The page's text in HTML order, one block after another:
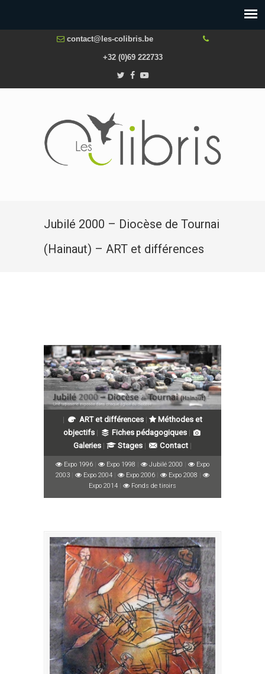
contact@les-colibris.be
+32 (0)69 222733
Jubilé 2000 – Diocèse de Tournai
(Hainaut) – ART et différences
| ART et différences|
Méthodes et
objectifs | Fiches pédagogiques|
Galeries| Stages| Contact |
Expo 1996 Expo 1998 Jubilé 2000
Expo
2003
Expo 2004 Expo 2006 Expo 2008
Expo 2014
Fonds de tiroirs